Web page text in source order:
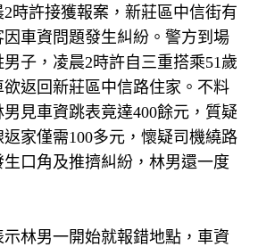
時許接獲報案，新莊區中信街有
車資問題發生糾紛。警方到場
子，凌晨2時許自三重搭乘51歲
返回新莊區中信路住家。不料
見車資跳表竟達400餘元，質疑
家僅需100多元，懷疑司機繞路
口角及推擠糾紛，林男還一度
林男一開始就報錯地點，車資